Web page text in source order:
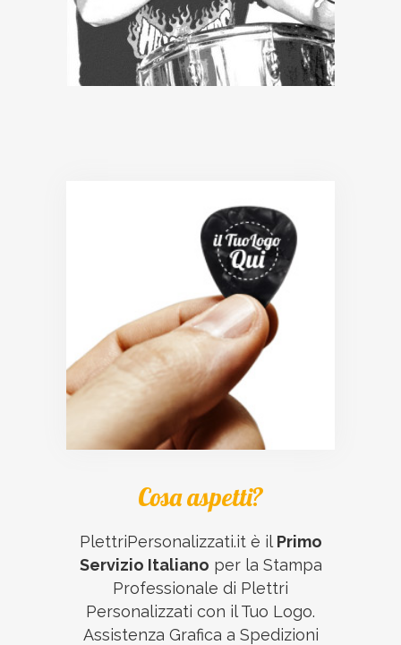
Cosa aspetti?
PlettriPersonalizzati.it è il Primo
Servizio Italiano per la Stampa
Professionale di Plettri
Personalizzati con il Tuo Logo.
Assistenza Grafica a Spedizioni